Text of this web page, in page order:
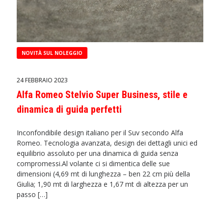
NOVITÀ SUL NOLEGGIO
24 FEBBRAIO 2023
Alfa Romeo Stelvio Super Business, stile e
dinamica di guida perfetti
Inconfondibile design italiano per il Suv secondo Alfa
Romeo. Tecnologia avanzata, design dei dettagli unici ed
equilibrio assoluto per una dinamica di guida senza
compromessi.Al volante ci si dimentica delle sue
dimensioni (4,69 mt di lunghezza – ben 22 cm più della
Giulia; 1,90 mt di larghezza e 1,67 mt di altezza per un
passo […]